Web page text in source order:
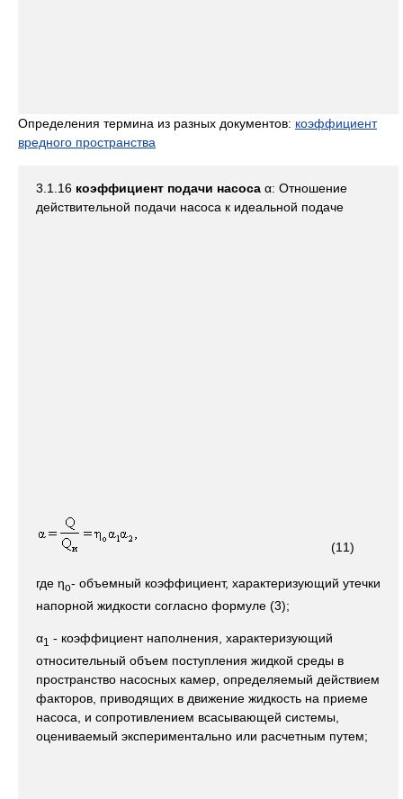
Определения термина из разных документов: коэффициент
вредного пространства
3.1.16 коэффициент подачи насоса α: Отношение
действительной подачи насоса к идеальной подаче
(11)
где ηo- объемный коэффициент, характеризующий утечки
напорной жидкости согласно формуле (3);
α1 - коэффициент наполнения, характеризующий
относительный объем поступления жидкой среды в
пространство насосных камер, определяемый действием
факторов, приводящих в движение жидкость на приеме
насоса, и сопротивлением всасывающей системы,
оцениваемый экспериментально или расчетным путем;